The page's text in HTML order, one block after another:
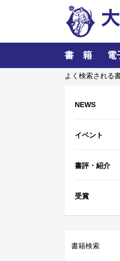
書 籍 電
よく検索される
NEWS
イベント
書評・紹介
受賞
書籍検索